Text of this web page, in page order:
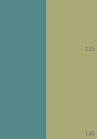
135
140